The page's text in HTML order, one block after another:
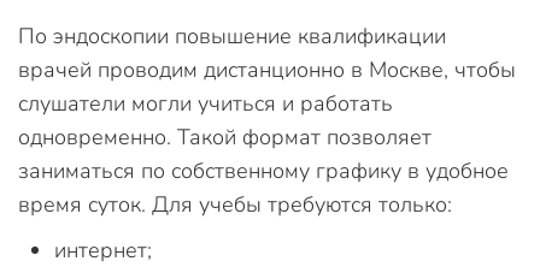
По эндоскопии повышение квалификации
врачей проводим дистанционно в Москве, чтобы
слушатели могли учиться и работать
одновременно. Такой формат позволяет
заниматься по собственному графику в удобное
время суток. Для учебы требуются только:
интернет;